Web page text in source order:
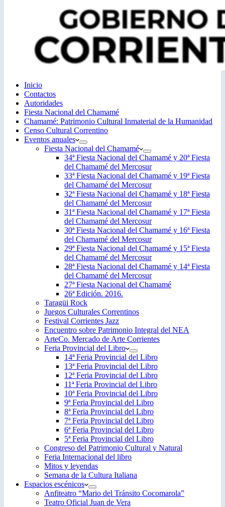
Inicio
Contactos
Autoridades
Fiesta Nacional del Chamamé
Chamamé: Patrimonio Cultural Inmaterial de la Humanidad
Censo Cultural Correntino
Eventos anuales
Fiesta Nacional del Chamamé
34ª Fiesta Nacional del Chamamé y 20ª Fiesta
del Chamamé del Mercosur
33ª Fiesta Nacional del Chamamé y 19ª Fiesta
del Chamamé del Mercosur
32ª Fiesta Nacional del Chamamé y 18ª Fiesta
del Chamamé del Mercosur
31ª Fiesta Nacional del Chamamé y 17ª Fiesta
del Chamamé del Mercosur
30ª Fiesta Nacional del Chamamé y 16ª Fiesta
del Chamamé del Mercosur
29ª Fiesta Nacional del Chamamé y 15ª Fiesta
del Chamamé del Mercosur
28ª Fiesta Nacional del Chamamé y 14ª Fiesta
del Chamamé del Mercosur
27ª Fiesta Nacional del Chamamé
26ª Edición. 2016.
Taragüi Rock
Juegos Culturales Correntinos
Festival Corrientes Jazz
Encuentro sobre Patrimonio Integral del NEA
ArteCo. Mercado de Arte Corrientes
Feria Provincial del Libro
14ª Feria Provincial del Libro
13ª Feria Provincial del Libro
12ª Feria Provincial del Libro
11ª Feria Provincial del Libro
10ª Feria Provincial del Libro
9ª Feria Provincial del Libro
8ª Feria Provincial del Libro
7ª Feria Provincial del Libro
6ª Feria Provincial del Libro
5ª Feria Provincial del Libro
Congreso del Patrimonio Cultural y Natural
Feria Internacional del libro
Mitos y leyendas
Semana de la Cultura Italiana
Espacios escénicos
Anfiteatro “Mario del Tránsito Cocomarola”
Teatro Oficial Juan de Vera